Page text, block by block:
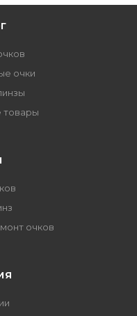
очки
товары
очков